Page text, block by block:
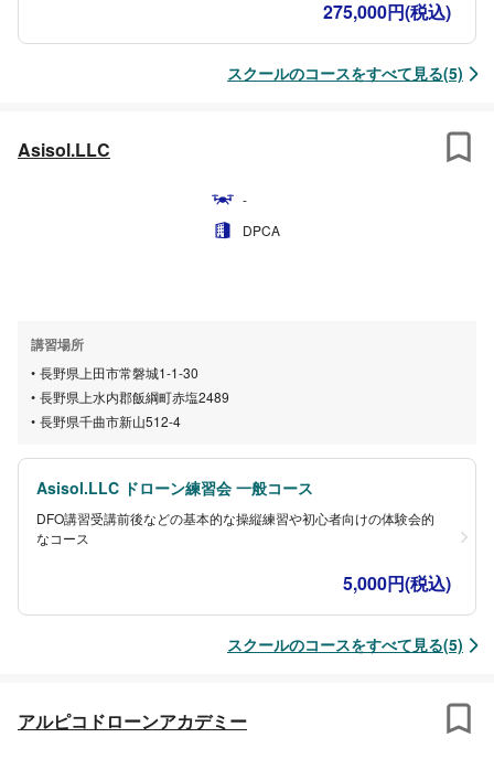
275,000円(税込)
スクールのコースをすべて見る(5)
Asisol.LLC
-
DPCA
講習場所
長野県上田市常磐城1-1-30
長野県上水内郡飯綱町赤塩2489
長野県千曲市新山512-4
Asisol.LLC ドローン練習会 一般コース
DFO講習受講前後などの基本的な操縦練習や初心者向けの体験会的
なコース
5,000円(税込)
スクールのコースをすべて見る(5)
アルピコドローンアカデミー